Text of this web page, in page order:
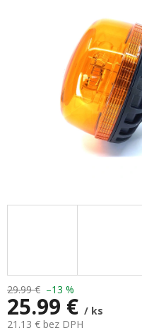
29.99 € –13 %
25.99 € / ks
21.13 € bez DPH